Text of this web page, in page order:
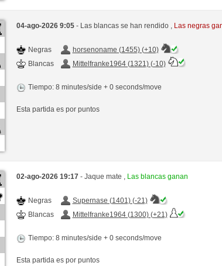
04-ago-2026 9:05 - Las blancas se han rendido , Las negras
Negras
horsenoname (1455) (+10)
Blancas
Mittelfranke1964 (1321) (-10)
Tiempo: 8 minutes/side + 0 seconds/move
Esta partida es por puntos
02-ago-2026 19:17 - Jaque mate , Las blancas ganan
Negras
Supernase (1401) (-21)
Blancas
Mittelfranke1964 (1300) (+21)
Tiempo: 8 minutes/side + 0 seconds/move
Esta partida es por puntos